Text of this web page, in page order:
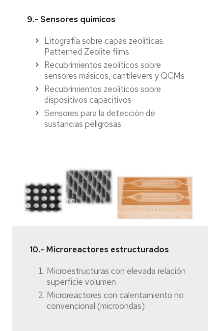
9.- Sensores químicos
Litografía sobre capas zeolíticas.
Patterned Zeolite films
Recubrimientos zeolíticos sobre
sensores másicos, cantilevers y QCMs
Recubrimientos zeolíticos sobre
dispositivos capacitivos
Sensores para la detección de
sustancias peligrosas
10.- Microreactores estructurados
Microestructuras con elevada relación
superficie volumen
Microreactores con calentamiento no
convencional (microondas)